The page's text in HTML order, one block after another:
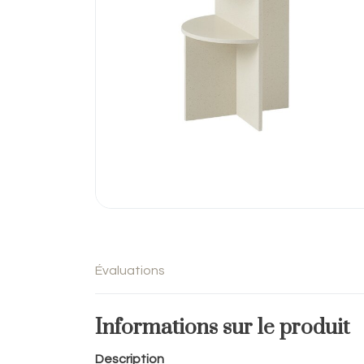
Évaluations
Informations sur le produit
Description